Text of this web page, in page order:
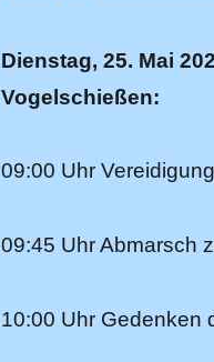
Dienstag, 25. Mai
Vogelschießen:
09:00 Uhr
09:45 Uhr Abmarsch
10:00 Uhr Gedenken